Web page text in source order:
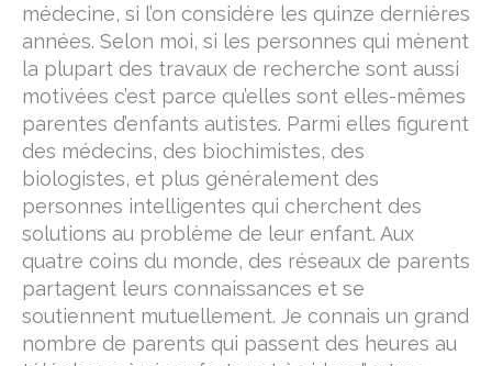
médecine, si l’on considère les quinze dernières
années. Selon moi, si les personnes qui mènent
la plupart des travaux de recherche sont aussi
motivées c’est parce qu’elles sont elles-mêmes
parentes d’enfants autistes. Parmi elles figurent
des médecins, des biochimistes, des
biologistes, et plus généralement des
personnes intelligentes qui cherchent des
solutions au problème de leur enfant. Aux
quatre coins du monde, des réseaux de parents
partagent leurs connaissances et se
soutiennent mutuellement. Je connais un grand
nombre de parents qui passent des heures au